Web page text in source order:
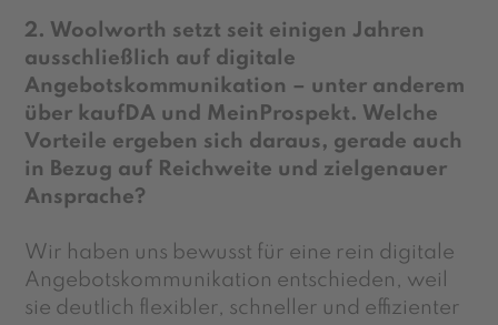
2. Woolworth setzt seit einigen Jahren
ausschließlich auf digitale
Angebotskommunikation – unter anderem
über kaufDA und MeinProspekt. Welche
Vorteile ergeben sich daraus, gerade auch
in Bezug auf Reichweite und zielgenauer
Ansprache?
Wir haben uns bewusst für eine rein digitale
Angebotskommunikation entschieden, weil
sie deutlich flexibler, schneller und effizienter